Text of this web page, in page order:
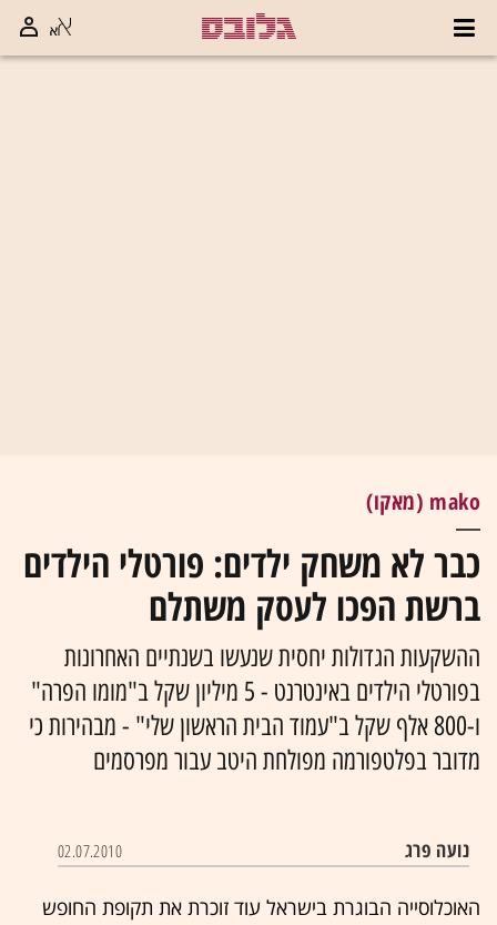
mako (מאקו)
כבר לא משחק ילדים: פורטלי הילדים
ברשת הפכו לעסק משתלם
ההשקעות הגדולות יחסית שנעשו בשנתיים האחרונות
בפורטלי הילדים באינטרנט - 5 מיליון שקל ב"מומו הפרה"
ו-800 אלף שקל ב"עמוד הבית הראשון שלי" - מבהירות כי
מדובר בפלטפורמה מפולחת היטב עבור מפרסמים
נועה פרג 02.07.2010
האוכלוסייה הבוגרת בישראל עוד זוכרת את תקופת החופש